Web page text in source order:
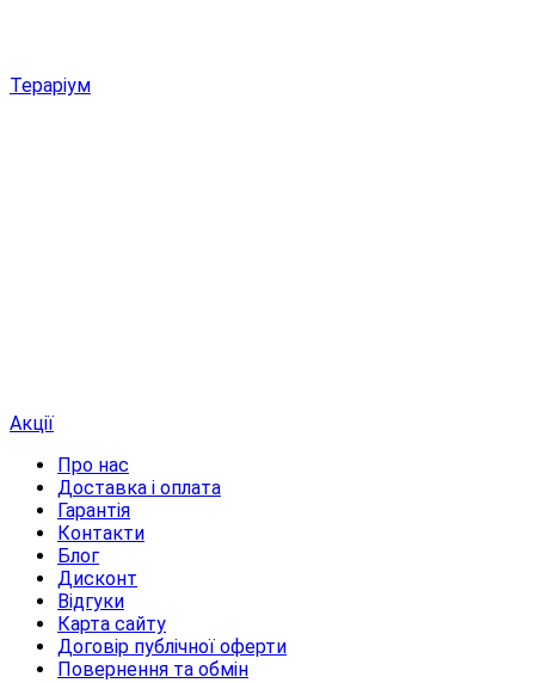
Тераріум
Акції
Про нас
Доставка і оплата
Гарантія
Контакти
Блог
Дисконт
Відгуки
Карта сайту
Договір публічної оферти
Повернення та обмін